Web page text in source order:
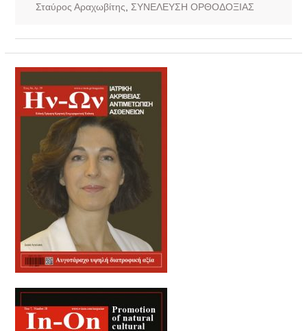
Σταύρος Αραχωβίτης
ΣΥΝΕΛΕΥΣΗ ΟΡΘΟΔΟΞΙΑΣ